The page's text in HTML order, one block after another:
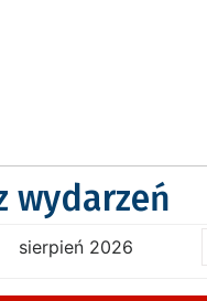
wydarzeń
sierpień 2026